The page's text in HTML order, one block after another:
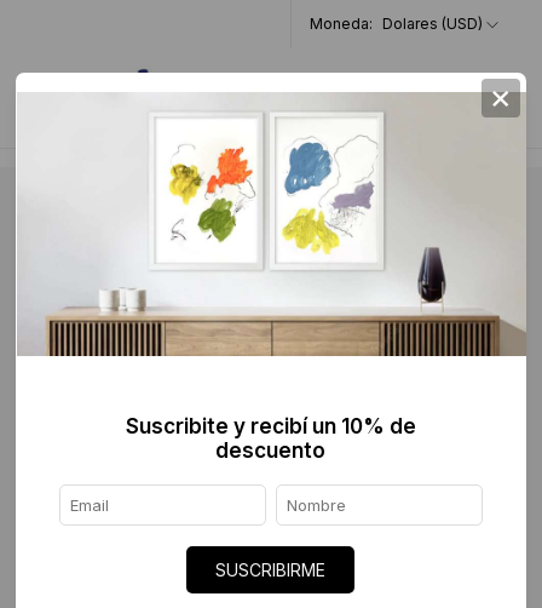
Moneda: Dolares (USD)
0
#ARTISTA EN FOCO
×
Suscribite y recibí un 10% de
descuento
SUSCRIBIRME